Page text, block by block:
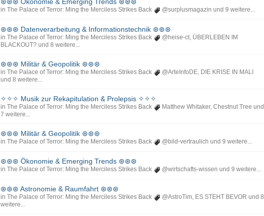
inThe Palace of Terror: Ming the Merciless Strikes Back @surplusmagazin und 9 weitere...
⊛⊛⊛ Datenverarbeitung & Informationstechnik ⊛⊛⊛
inThe Palace of Terror: Ming the Merciless Strikes Back @heise-ct, ÜBERLEBEN IM
BLACKOUT? und 8 weitere...
⊛⊛⊛ Militär & Geopolitik ⊛⊛⊛
inThe Palace of Terror: Ming the Merciless Strikes Back @ArteInfoDE, DIE KRISE IN MALI
und 8 weitere...
✧✧✧ Musik zur Rekapitulation & Prolepsis ✧✧✧
inThe Palace of Terror: Ming the Merciless Strikes Back Matthew Whitaker,Chestnut Tree und
7 weitere...
⊛⊛⊛ Militär & Geopolitik ⊛⊛⊛
inThe Palace of Terror: Ming the Merciless Strikes Back @bild-vertraulich und 9 weitere...
⊛⊛⊛ Ökonomie & Emerging Trends ⊛⊛⊛
inThe Palace of Terror: Ming the Merciless Strikes Back @wirtschafts-wissen und 9 weitere...
⊛⊛⊛ Astronomie & Raumfahrt ⊛⊛⊛
inThe Palace of Terror: Ming the Merciless Strikes Back @AstroTim, ES STEHT BEVOR und 8
weitere...